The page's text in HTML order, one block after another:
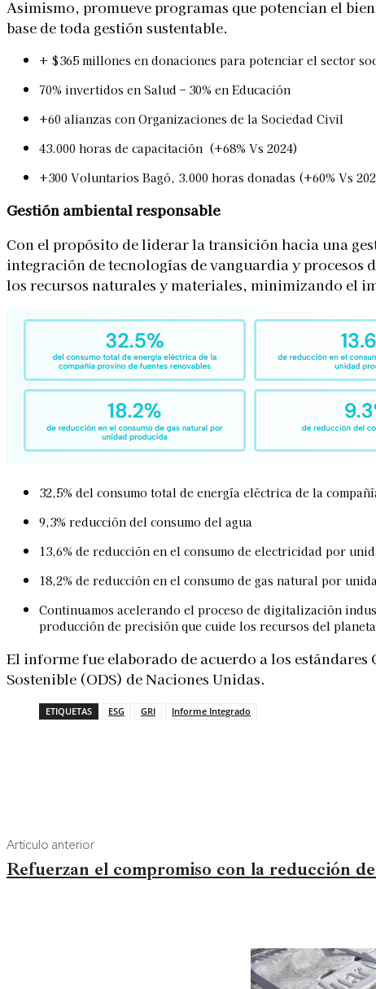
Asimismo, promueve programas que potencian el
base de toda gestión sustentable.
+ $365 millones en donaciones para potenciar el sector
70% invertidos en Salud – 30% en Educación
+60 alianzas con Organizaciones de la Sociedad Civil
43.000 horas de capacitación (+68% Vs 2024)
+300 Voluntarios Bagó, 3.000 horas donadas (+60% Vs
Gestión ambiental responsable
Con el propósito de liderar la transición hacia una
integración de tecnologías de vanguardia y procesos
los recursos naturales y materiales, minimizando el
32,5% del consumo total de energía eléctrica de la
9,3% reducción del consumo del agua
13,6% de reducción en el consumo de electricidad por
18,2% de reducción en el consumo de gas natural por
Continuamos acelerando el proceso de digitalización
producción de precisión que cuide los recursos del
El informe fue elaborado de acuerdo a los
Sostenible (ODS) de Naciones Unidas.
ETIQUETAS ESG GRI Informe Integrado
Artículo anterior
Refuerzan el compromiso con la reducción